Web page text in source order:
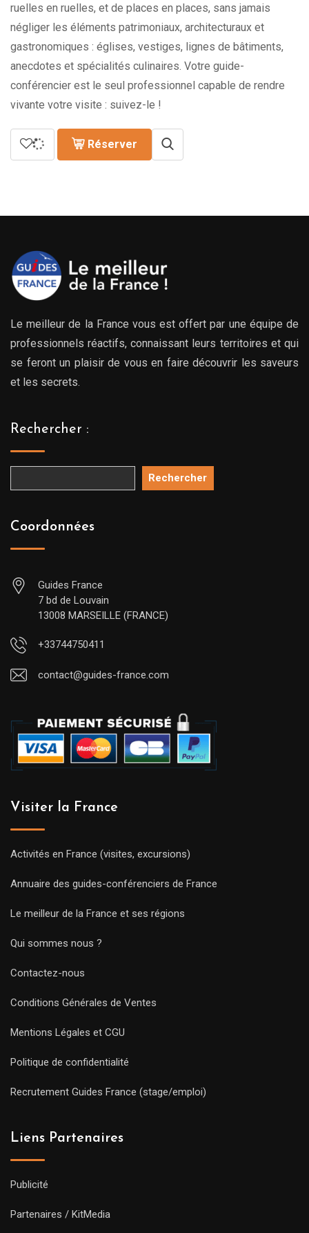
ruelles en ruelles, et de places en places, sans jamais
négliger les éléments patrimoniaux, architecturaux et
gastronomiques : églises, vestiges, lignes de bâtiments,
anecdotes et spécialités culinaires. Votre guide-
conférencier est le seul professionnel capable de rendre
vivante votre visite : suivez-le !
Réserver
Le meilleur de la France vous est offert par une équipe de
professionnels réactifs, connaissant leurs territoires et qui
se feront un plaisir de vous en faire découvrir les saveurs
et les secrets.
Rechercher :
Rechercher
Coordonnées
Guides France
7 bd de Louvain
13008 MARSEILLE (FRANCE)
+33744750411
contact@guides-france.com
Visiter la France
Activités en France (visites, excursions)
Annuaire des guides-conférenciers de France
Le meilleur de la France et ses régions
Qui sommes nous ?
Contactez-nous
Conditions Générales de Ventes
Mentions Légales et CGU
Politique de confidentialité
Recrutement Guides France (stage/emploi)
Liens Partenaires
Publicité
Partenaires / KitMedia